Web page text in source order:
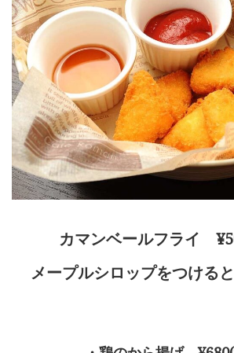
カマンベールフライ
メープルシロップをつける